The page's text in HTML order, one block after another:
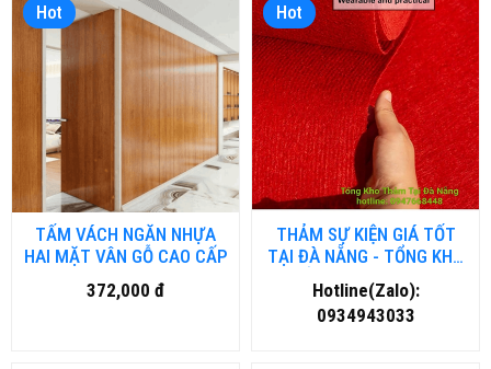
Hot
TẤM VÁCH NGĂN NHỰA
HAI MẶT VÂN GỖ CAO CẤP
372,000 đ
Hot
THẢM SỰ KIỆN GIÁ TỐT
TẠI ĐÀ NẴNG - TỔNG KHO
THẢM SỰ KIỆN TẠI ĐÀ
NẴNG
Hotline(Zalo):
0934943033